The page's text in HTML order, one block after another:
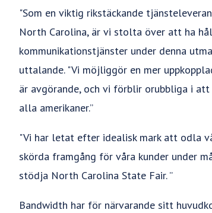
"Som en viktig rikstäckande
North Carolina, är vi stolta över att ha
kommunikationstjänster under denna
uttalande. "Vi möjliggör en mer
är avgörande, och vi förblir orubbliga i
alla amerikaner.”
"Vi har letat efter idealisk mark att odla
skörda framgång för våra kunder under
stödja North Carolina State Fair. ”
Bandwidth har för närvarande sitt